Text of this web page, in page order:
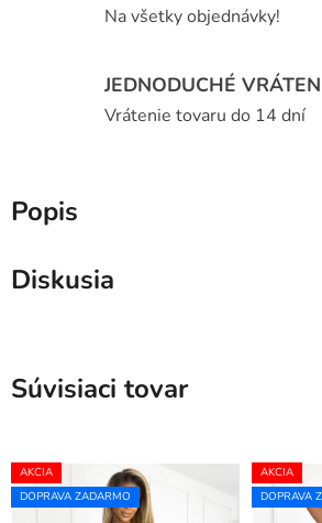
Na všetky objednávky!
JEDNODUCHÉ
Vrátenie tovaru do 14 dní
Popis
Diskusia
Súvisiaci tovar
AKCIA
DOPRAVA ZADARMO
AKCIA
DOPRAVA